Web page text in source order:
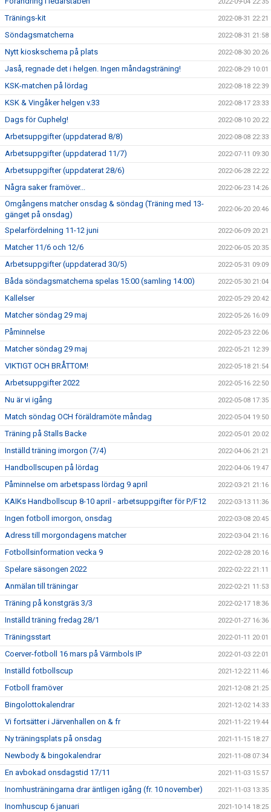
Tränings-kit 2022-08-31 22:21
Söndagsmatcherna 2022-08-31 21:58
Nytt kioskschema på plats 2022-08-30 20:26
Jaså, regnade det i helgen. Ingen måndagsträning! 2022-08-29 10:01
KSK-matchen på lördag 2022-08-18 22:39
KSK & Vingåker helgen v.33 2022-08-17 23:33
Dags för Cuphelg! 2022-08-10 20:22
Arbetsuppgifter (uppdaterad 8/8) 2022-08-08 22:33
Arbetsuppgifter (uppdaterad 11/7) 2022-07-11 09:30
Arbetsuppgifter (uppdaterat 28/6) 2022-06-28 22:22
Några saker framöver... 2022-06-23 14:26
Omgångens matcher onsdag & söndag (Träning med 13-
gänget på onsdag)
2022-06-20 20:46
Spelarfördelning 11-12 juni 2022-06-09 20:21
Matcher 11/6 och 12/6 2022-06-05 20:35
Arbetsuppgifter (uppdaterad 30/5) 2022-05-31 09:09
Båda söndagsmatcherna spelas 15:00 (samling 14:00) 2022-05-30 21:04
Kallelser 2022-05-29 20:42
Matcher söndag 29 maj 2022-05-26 16:09
Påminnelse 2022-05-23 22:06
Matcher söndag 29 maj 2022-05-21 12:39
VIKTIGT OCH BRÅTTOM! 2022-05-18 21:54
Arbetsuppgifter 2022 2022-05-16 22:50
Nu är vi igång 2022-05-08 17:35
Match söndag OCH föräldramöte måndag 2022-05-04 19:50
Träning på Stalls Backe 2022-05-01 20:02
Inställd träning imorgon (7/4) 2022-04-06 21:21
Handbollscupen på lördag 2022-04-06 19:47
Påminnelse om arbetspass lördag 9 april 2022-03-21 21:16
KAIKs Handbollscup 8-10 april - arbetsuppgifter för P/F12 2022-03-13 11:36
Ingen fotboll imorgon, onsdag 2022-03-08 20:45
Adress till morgondagens matcher 2022-03-04 21:16
Fotbollsinformation vecka 9 2022-02-28 20:16
Spelare säsongen 2022 2022-02-22 21:11
Anmälan till träningar 2022-02-21 11:53
Träning på konstgräs 3/3 2022-02-17 18:36
Inställd träning fredag 28/1 2022-01-27 16:36
Träningsstart 2022-01-11 20:01
Coerver-fotboll 16 mars på Värmbols IP 2022-01-03 22:01
Inställd fotbollscup 2021-12-22 11:46
Fotboll framöver 2021-12-08 21:25
Bingolottokalendrar 2021-12-02 14:33
Vi fortsätter i Järvenhallen on & fr 2021-11-22 19:44
Ny träningsplats på onsdag 2021-11-15 18:27
Newbody & bingokalendrar 2021-11-08 07:34
En avbokad onsdagstid 17/11 2021-11-03 15:57
Inomhusträningarna drar äntligen igång (fr. 10 november) 2021-11-03 13:35
Inomhuscup 6 januari 2021-10-14 18:25